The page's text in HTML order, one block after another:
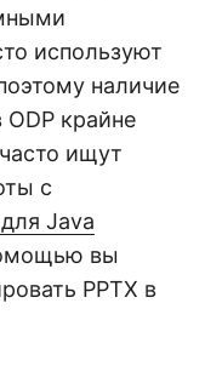
используют
наличие
ODP крайне
ищут
с
Java
вы
PPTX в